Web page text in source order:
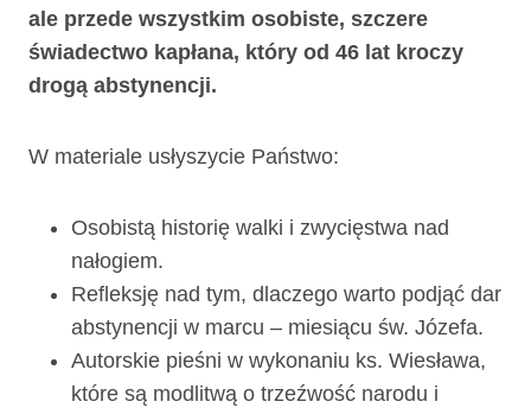
ale przede wszystkim osobiste, szczere
świadectwo kapłana, który od 46 lat kroczy
drogą abstynencji.
W materiale usłyszycie Państwo:
Osobistą historię walki i zwycięstwa nad
nałogiem.
Refleksję nad tym, dlaczego warto podjąć dar
abstynencji w marcu – miesiącu św. Józefa.
Autorskie pieśni w wykonaniu ks. Wiesława,
które są modlitwą o trzeźwość narodu i